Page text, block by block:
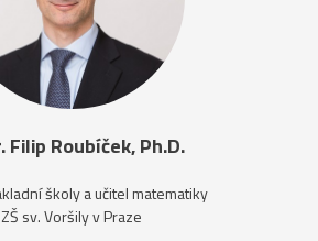
Filip Roubíček, Ph.D.
školy a učitel matematiky
ZŠ sv. Voršily v Praze